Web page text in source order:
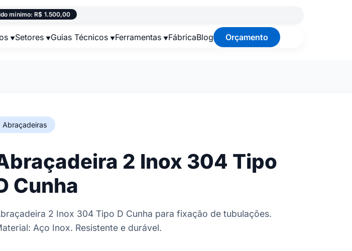
mínimo: R$ 1.500,00
Setores Guias Técnicos Ferramentas FábricaBlog Orçamento
Abraçadeiras
2 Inox 304 Tipo
Cunha
2 Inox 304 Tipo D Cunha para fixação de tubulações.
Aço Inox. Resistente e durável.